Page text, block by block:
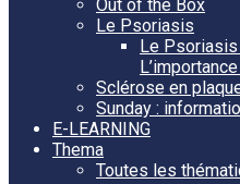
Out of the Box
Le Psoriasis
Le Psoriasis
Sclérose en
Sunday :
E-LEARNING
Thema
Toutes les